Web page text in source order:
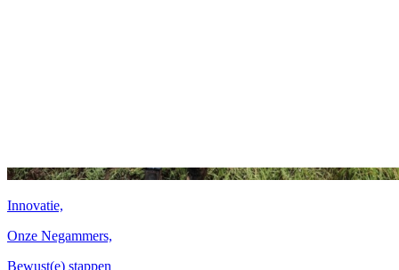
Innovatie,
Onze Negammers,
Bewust(e) stappen